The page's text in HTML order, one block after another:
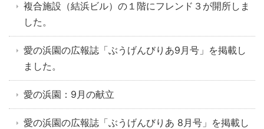
複合施設（結浜ビル）の１階にフレンド３が開所しま
した。
愛の浜園の広報誌「ぶうげんびりあ9月号」を掲載し
ました。
愛の浜園：9月の献立
愛の浜園の広報誌「ぶうげんびりあ 8月号」を掲載し